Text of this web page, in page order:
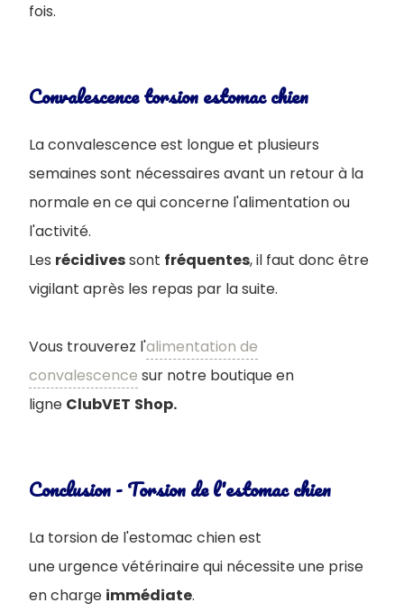
fois.
Convalescence torsion estomac chien
La convalescence est longue et plusieurs
semaines sont nécessaires avant un retour à la
normale en ce qui concerne l'alimentation ou
l'activité.
Les récidivessont fréquentes, il faut donc être
vigilant après les repas par la suite.
Vous trouverez l'alimentation de
convalescence sur notre boutique en
ligne ClubVET Shop.
Conclusion - Torsion de l'estomac chien
La torsion de l'estomac chien est
une urgence vétérinaire qui nécessite une prise
en charge immédiate.